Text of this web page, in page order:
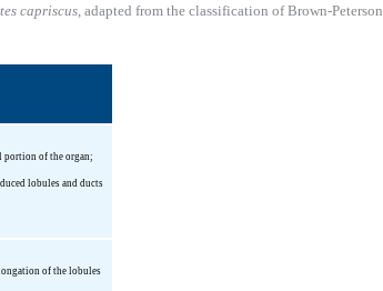
capriscus , adapted from the classification of Brown-Peterson
portion of the organ;
lobules and ducts
of the lobules